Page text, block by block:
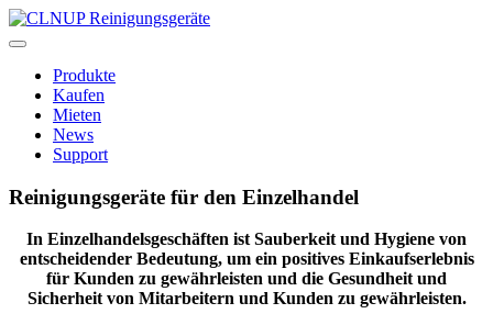
Skip
to
Produkte
Kaufen
Mieten
News
Support
Reinigungsgeräte für den Einzelhandel
In Einzelhandelsgeschäften ist Sauberkeit und Hygiene von
entscheidender Bedeutung, um ein positives Einkaufserlebnis
für Kunden zu gewährleisten und die Gesundheit und
Sicherheit von Mitarbeitern und Kunden zu gewährleisten.